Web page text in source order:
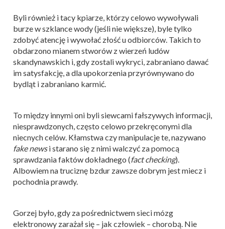
Byli również i tacy kpiarze, którzy celowo wywoływali
burze w szklance wody (jeśli nie większe), byle tylko
zdobyć atencję i wywołać złość u odbiorców. Takich to
obdarzono mianem stworów z wierzeń ludów
skandynawskich i, gdy zostali wykryci, zabraniano dawać
im satysfakcję, a dla upokorzenia przyrównywano do
bydląt i zabraniano karmić.
To między innymi oni byli siewcami fałszywych informacji,
niesprawdzonych, często celowo przekręconymi dla
niecnych celów. Kłamstwa czy manipulacje te, nazywano
fake newsi starano się z nimi walczyć za pomocą
sprawdzania faktów dokładnego (fact checking).
Albowiem na truciznę bzdur zawsze dobrym jest miecz i
pochodnia prawdy.
Gorzej było, gdy za pośrednictwem sieci mózg
elektronowy zarażał się – jak człowiek – chorobą. Nie